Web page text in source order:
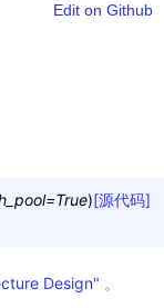
Edit on Github
=True)[源代码]
Design" 。